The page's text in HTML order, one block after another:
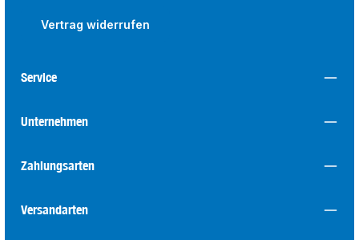
Vertrag widerrufen
Service
Unternehmen
Zahlungsarten
Versandarten